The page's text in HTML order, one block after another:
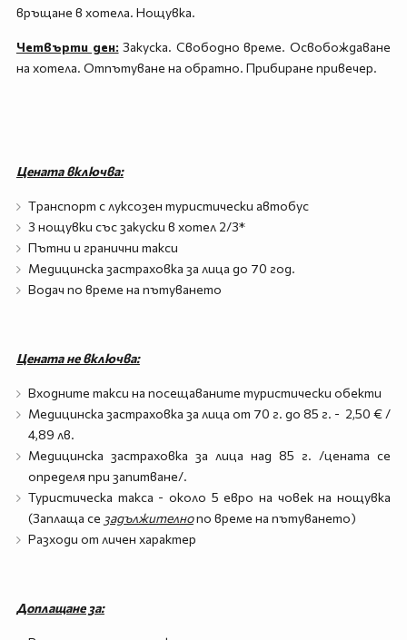
връщане в хотела. Нощувка.
Четвърти ден: Закуска. Свободно време. Освобождаване
на хотела. Отпътуване на обратно. Прибиране привечер.
Цената включва:
Tранспорт с луксозен туристически автобус
3 нощувки със закуски в хотел 2/3*
Пътни и гранични такси
Медицинска застраховка за лица до 70 год.
Водач по време на пътуването
Цената не включва:
Входните такси на посещаваните туристически обекти
Медицинска застраховка за лица от 70 г. до 85 г. - 2,50 € /
4,89 лв.
Медицинска застраховка за лица над 85 г. /цената се
определя при запитване/.
Туристическа такса - около 5 евро на човек на нощувка
(Заплаща се задължителнопо време на пътуването)
Разходи от личен характер
Доплащане за: